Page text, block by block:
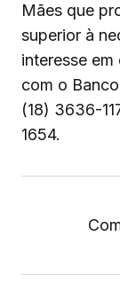
Mães que
superior à
interesse
com o
(18) 3636-
1654.